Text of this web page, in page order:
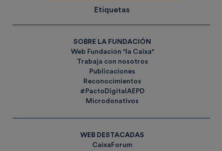
Etiquetas
SOBRE LA FUNDACIÓN
Web Fundación "la Caixa"
Trabaja con nosotros
Publicaciones
Reconocimientos
#PactoDigitalAEPD
Microdonativos
WEB DESTACADAS
CaixaForum